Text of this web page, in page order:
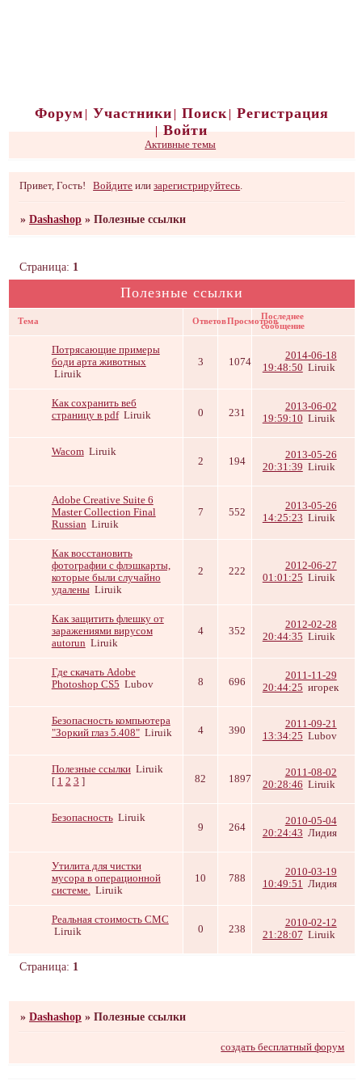
Форум Участники Поиск
Регистрация
Войти
Активные темы
Привет, Гость! Войдите илизарегистрируйтесь
»Dashashop »Полезные ссылки
Полезные ссылки
Страница: 1
Тема ОтветовПросмотровПоследнее
сообщение
Потрясающие примеры
боди арта животных
Liruik
3 1074
2014-06-18
19:48:50 Liruik
Как сохранить веб
страницу в pdf Liruik 0 231
2013-06-02
19:59:10 Liruik
Wacom Liruik
2
194
2013-05-26
20:31:39 Liruik
Adobe Creative Suite 6
Master Collection Final
Russian Liruik
7 552
2013-05-26
14:25:23 Liruik
Как восстановить
фотографии с флэшкарты,
которые были случайно
удалены Liruik
2 222
2012-06-27
01:01:25 Liruik
Как защитить флешку от
заражениями вирусом
autorun Liruik
4 352
2012-02-28
20:44:35 Liruik
Где скачать Adobe
Photoshop CS5 Lubov 8 696
2011-11-29
20:44:25 игорек
Безопасность компьютера
"Зоркий глаз 5.408" Liruik 4 390
2011-09-21
13:34:25 Lubov
Полезные ссылки Liruik
[ 1 2 3 ] 82 1897
2011-08-02
20:28:46 Liruik
Безопасность Liruik
9
264
2010-05-04
20:24:43 Лидия
Утилита для чистки
мусора в операционной
системе. Liruik
10 788
2010-03-19
10:49:51 Лидия
Реальная стоимость СМС
Liruik
0 238
2010-02-12
21:28:07 Liruik
Страница: 1
»Dashashop »Полезные ссылки
создать бесплатный форум